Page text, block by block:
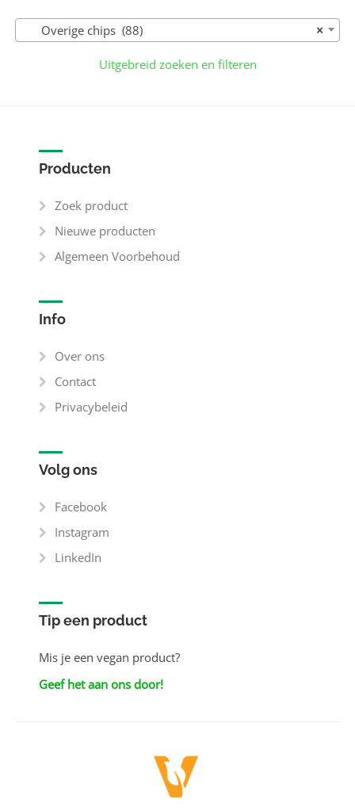
×
Overige chips (88)
Uitgebreid zoeken en filteren
Producten
Zoek product
Nieuwe producten
Algemeen Voorbehoud
Info
Over ons
Contact
Privacybeleid
Volg ons
Facebook
Instagram
LinkedIn
Tip een product
Mis je een vegan product?
Geef het aan ons door!